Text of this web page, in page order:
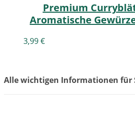
Premium
Aromatische
3,99€
Alle wichtigen Informationen für